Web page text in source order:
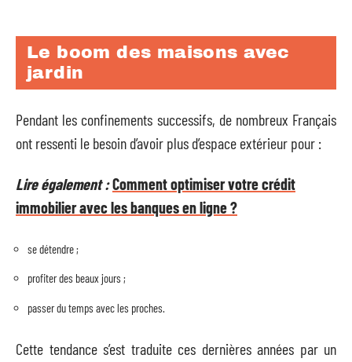
Le boom des maisons avec
jardin
Pendant les confinements successifs, de nombreux Français
ont ressenti le besoin d’avoir plus d’espace extérieur pour :
Lire également :Comment optimiser votre crédit
immobilier avec les banques en ligne ?
se détendre ;
profiter des beaux jours ;
passer du temps avec les proches.
Cette tendance s’est traduite ces dernières années par un